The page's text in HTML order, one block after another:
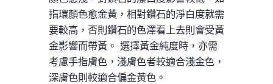
指環顏色愈金黃，相對鑽石的淨白度就需
要較高，否則鑽石的色澤看上去則會受黃
金影響而帶黃。 選擇黃金純度時，亦需
考慮手指膚色，淺膚色者較適合淺金色，
深膚色則較適合偏金黃色。